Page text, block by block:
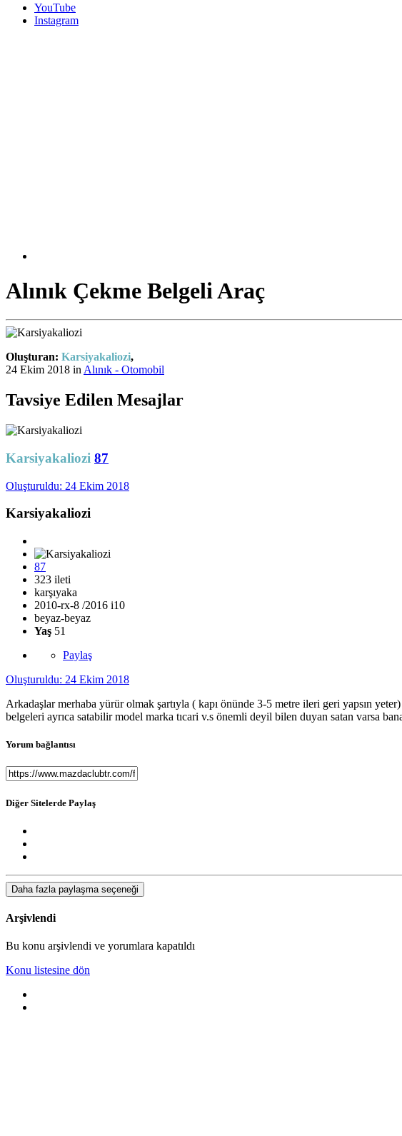
YouTube
Instagram
Alınık Çekme Belgeli Araç
Oluşturan: Karsiyakaliozi,
24 Ekim 2018 inAlınık - Otomobil
Tavsiye Edilen Mesajlar
Karsiyakaliozi 87
Oluşturuldu: 24 Ekim 2018
Karsiyakaliozi
87
323 ileti
karşıyaka
2010-rx-8 /2016 i10
beyaz-beyaz
Yaş 51
Paylaş
Oluşturuldu: 24 Ekim 2018
Arkadaşlar merhaba yürür olmak şartıyla ( kapı önünde 3-5 metre ileri geri yapsın
belgeleri ayrıca satabilir model marka tıcari v.s önemli deyil bilen duyan satan varsa
Yorum bağlantısı
Diğer Sitelerde Paylaş
Daha fazla paylaşma seçeneği
Arşivlendi
Bu konu arşivlendi ve yorumlara kapatıldı
Konu listesine dön